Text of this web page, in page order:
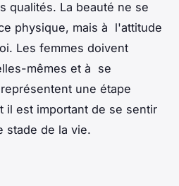
qualités. La beauté ne se
physique, mais à l'attitude
Les femmes doivent
mêmes et à se
une étape
il est important de se sentir
stade de la vie.